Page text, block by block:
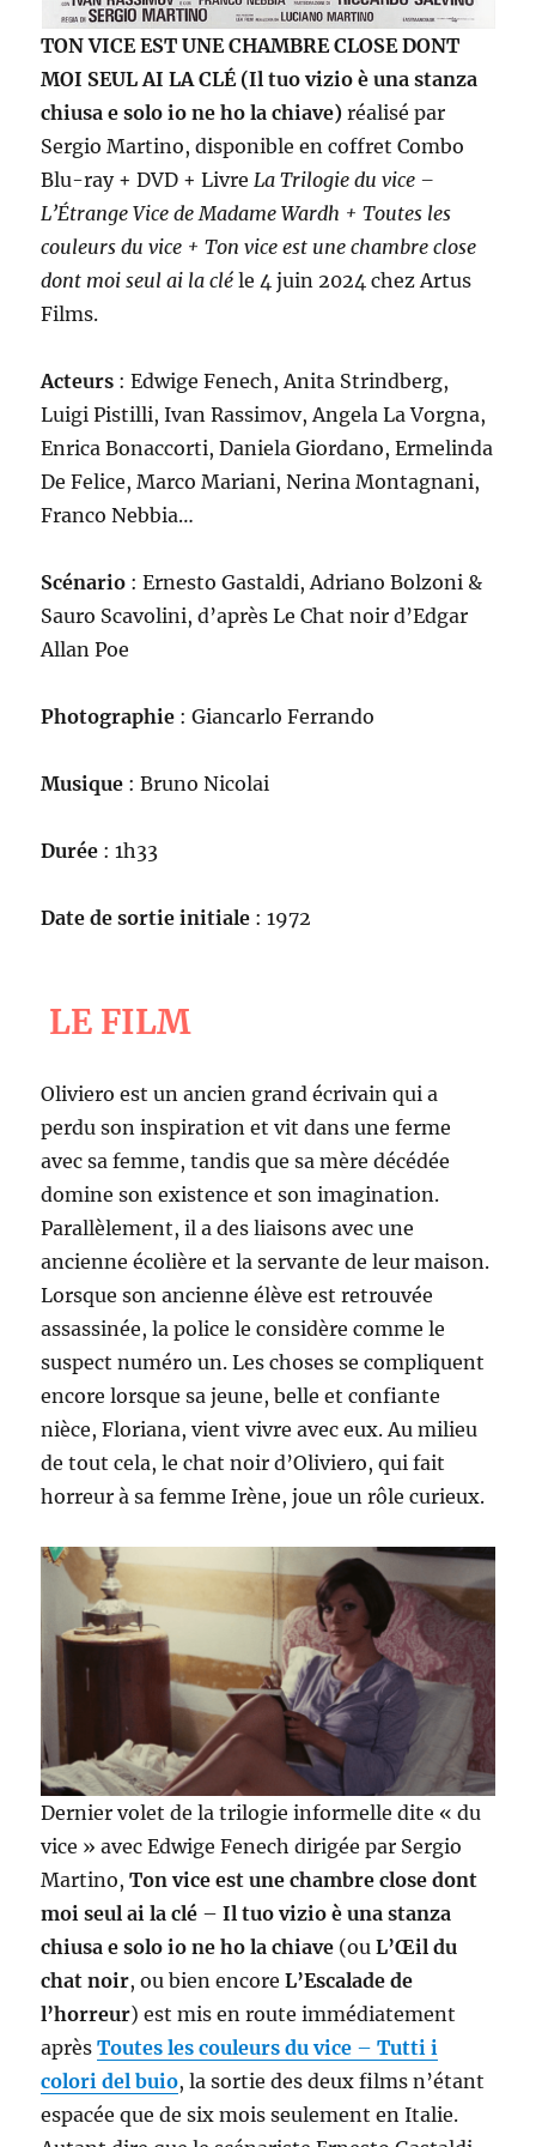
TON VICE EST UNE CHAMBRE CLOSE DONT
MOI SEUL AI LA CLÉ (Il tuo vizio è una stanza
chiusa e solo io ne ho la chiave) réalisé par
Sergio Martino, disponible en coffret Combo
Blu-ray + DVD + Livre La Trilogie du vice –
L’Étrange Vice de Madame Wardh + Toutes les
couleurs du vice + Ton vice est une chambre close
dont moi seul ai la clé le 4 juin 2024 chez Artus
Films.
Acteurs : Edwige Fenech, Anita Strindberg,
Luigi Pistilli, Ivan Rassimov, Angela La Vorgna,
Enrica Bonaccorti, Daniela Giordano, Ermelinda
De Felice, Marco Mariani, Nerina Montagnani,
Franco Nebbia…
Scénario : Ernesto Gastaldi, Adriano Bolzoni &
Sauro Scavolini, d’après Le Chat noir d’Edgar
Allan Poe
Photographie : Giancarlo Ferrando
Musique : Bruno Nicolai
Durée : 1h33
Date de sortie initiale : 1972
LE FILM
Oliviero est un ancien grand écrivain qui a
perdu son inspiration et vit dans une ferme
avec sa femme, tandis que sa mère décédée
domine son existence et son imagination.
Parallèlement, il a des liaisons avec une
ancienne écolière et la servante de leur maison.
Lorsque son ancienne élève est retrouvée
assassinée, la police le considère comme le
suspect numéro un. Les choses se compliquent
encore lorsque sa jeune, belle et confiante
nièce, Floriana, vient vivre avec eux. Au milieu
de tout cela, le chat noir d’Oliviero, qui fait
horreur à sa femme Irène, joue un rôle curieux.
Dernier volet de la trilogie informelle dite « du
vice » avec Edwige Fenech dirigée par Sergio
Martino,Ton vice est une chambre close dont
moi seul ai la clé –Il tuo vizio è una stanza
chiusa e solo io ne ho la chiave (ouL’Œil du
chat noir, ou bien encoreL’Escalade de
l’horreur) est mis en route immédiatement
aprèsToutes les couleurs du vice –Tutti i
colori del buio, la sortie des deux films n’étant
espacée que de six mois seulement en Italie.